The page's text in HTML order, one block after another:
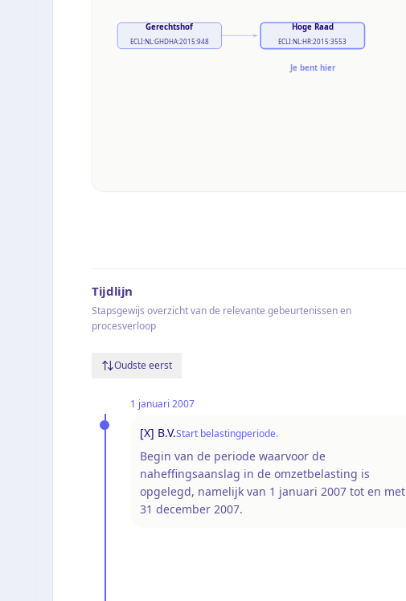
Gerechtshof
ECLI:NL:GHDHA:2015:948
Hoge Raad
ECLI:NL:HR:2015:3553
Je bent hier
Tijdlijn
Stapsgewijs overzicht van de relevante gebeurtenissen en
procesverloop
Oudste eerst
1 januari 2007
[X] B.V.Start belastingperiode.
Begin van de periode waarvoor de
naheffingsaanslag in de omzetbelasting is
opgelegd, namelijk van 1 januari 2007 tot en met
31 december 2007.